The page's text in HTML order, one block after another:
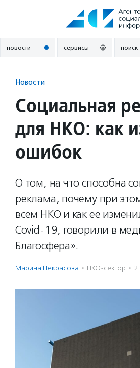
новости сервисы поиск
Новости
Социальная
для НКО: как
ошибок
О том, на что способна
реклама, почему при
всем НКО и как ее
Covid-19, говорили в
Благосфера».
Марина Некрасова · НКО-сектор ·